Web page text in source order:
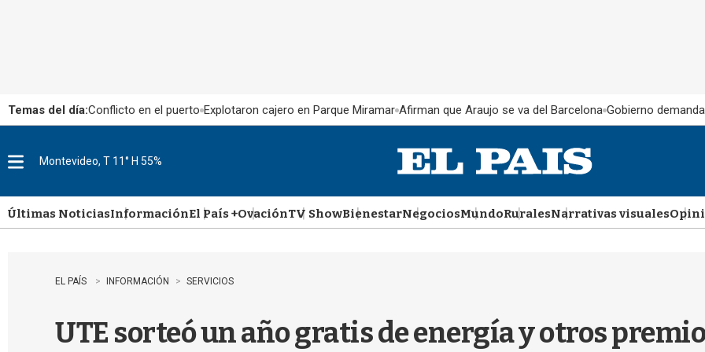
Temas del día:Conflicto en el puerto Explotaron cajero en Parque Miramar Afirman que Araujo se va del Barcelona Gobierno
u
Montevideo, T 11° H 55%
Últimas NoticiasInformaciónEl País +OvaciónTV ShowBienestarNegociosMundoRuralesNarrativas visuales
EL PAÍS INFORMACIÓN SERVICIOS
UTE sorteó un año gratis de energía y otros